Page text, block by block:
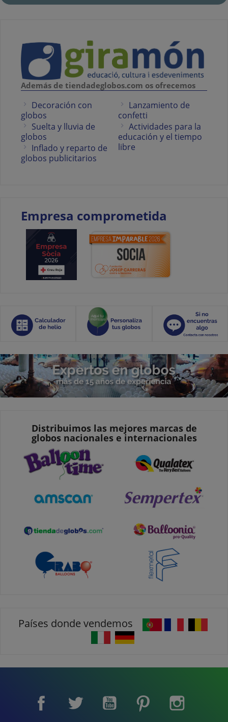
Además de tiendadeglobos.com os ofrecemos
Decoración con
globos
Suelta y lluvia de
globos
Inflado y reparto de
globos publicitarios
Lanzamiento de
confetti
Actividades para la
educación y el tiempo
libre
Empresa comprometida
Distribuimos las mejores marcas de
globos nacionales e internacionales
Países donde vendemos
Facebook Twitter YouTube Pinterest